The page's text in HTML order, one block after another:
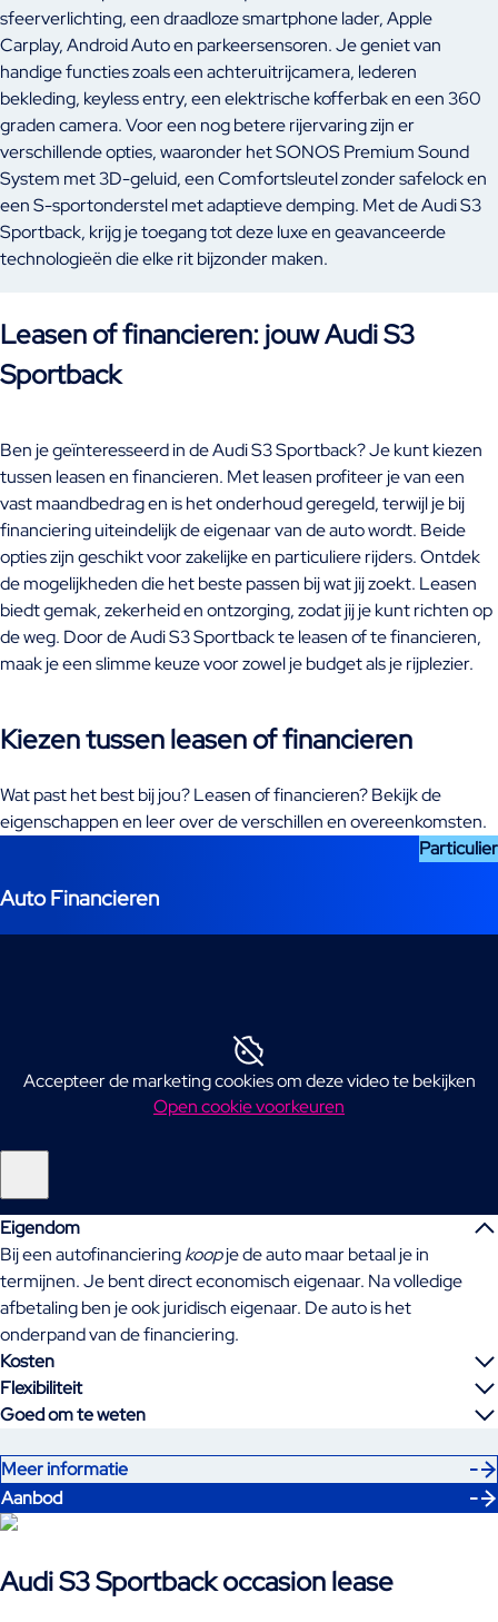
sfeerverlichting, een draadloze smartphone lader, Apple
Carplay, Android Auto en parkeersensoren. Je geniet van
handige functies zoals een achteruitrijcamera, lederen
bekleding, keyless entry, een elektrische kofferbak en een 360
graden camera. Voor een nog betere rijervaring zijn er
verschillende opties, waaronder het SONOS Premium Sound
System met 3D-geluid, een Comfortsleutel zonder safelock en
een S-sportonderstel met adaptieve demping. Met de Audi S3
Sportback, krijg je toegang tot deze luxe en geavanceerde
technologieën die elke rit bijzonder maken.
Leasen of financieren: jouw Audi S3
Sportback
Ben je geïnteresseerd in de Audi S3 Sportback? Je kunt kiezen
tussen leasen en financieren. Met leasen profiteer je van een
vast maandbedrag en is het onderhoud geregeld, terwijl je bij
financiering uiteindelijk de eigenaar van de auto wordt. Beide
opties zijn geschikt voor zakelijke en particuliere rijders. Ontdek
de mogelijkheden die het beste passen bij wat jij zoekt. Leasen
biedt gemak, zekerheid en ontzorging, zodat jij je kunt richten op
de weg. Door de Audi S3 Sportback te leasen of te financieren,
maak je een slimme keuze voor zowel je budget als je rijplezier.
Kiezen tussen leasen of financieren
Wat past het best bij jou? Leasen of financieren? Bekijk de
eigenschappen en leer over de verschillen en overeenkomsten.
Particulier
Auto Financieren
Accepteer de marketing cookies om deze video te bekijken
Open cookie voorkeuren
Eigendom
Bij een autofinancieringkoopje de auto maar betaal je in
termijnen. Je bent direct economisch eigenaar. Na volledige
afbetaling ben je ook juridisch eigenaar. De auto is het
onderpand van de financiering.
Kosten
Flexibiliteit
Goed om te weten
Meer informatie
Aanbod
Audi S3 Sportback occasion lease